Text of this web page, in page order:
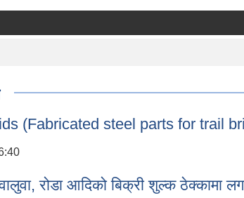
(Fabricated steel parts for trail
रोडा आदिको बिक्री शुल्क ठेक्कामा